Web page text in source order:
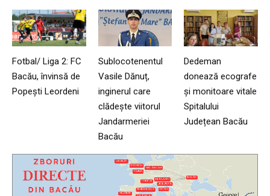
Fotbal/ Liga 2: FC
Bacău, învinsă de
Popești Leordeni
Sublocotenentul
Vasile Dănuț,
inginerul care
clădește viitorul
Jandarmeriei
Bacău
Dedeman
donează ecografe
și monitoare vitale
Spitalului
Județean Bacău